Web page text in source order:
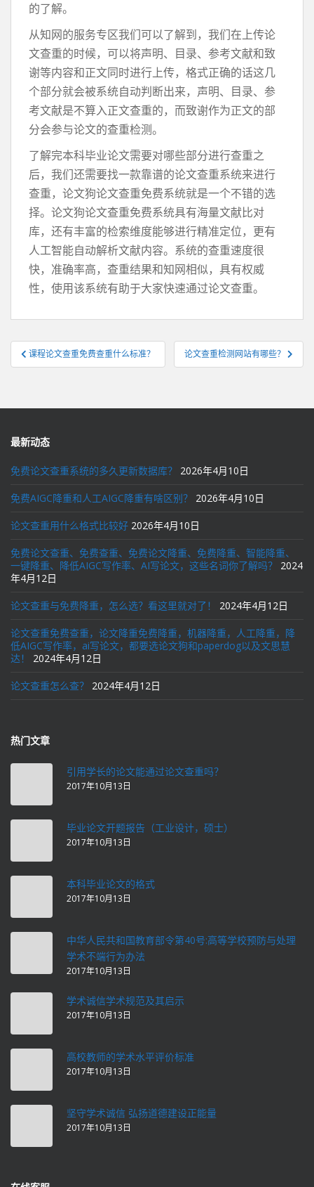
的了解。
从知网的服务专区我们可以了解到，我们在上传论
文查重的时候，可以将声明、目录、参考文献和致
谢等内容和正文同时进行上传，格式正确的话这几
个部分就会被系统自动判断出来，声明、目录、参
考文献是不算入正文查重的，而致谢作为正文的部
分会参与论文的查重检测。
了解完本科毕业论文需要对哪些部分进行查重之
后，我们还需要找一款靠谱的论文查重系统来进行
查重，论文狗论文查重免费系统就是一个不错的选
择。论文狗论文查重免费系统具有海量文献比对
库，还有丰富的检索维度能够进行精准定位，更有
人工智能自动解析文献内容。系统的查重速度很
快，准确率高，查重结果和知网相似，具有权威
性，使用该系统有助于大家快速通过论文查重。
文
章
航
课程论文查重免费查重什么标准？ 论文查重检测网站有哪些？
最新动态
免费论文查重系统的多久更新数据库？ 2026年4月10日
免费AIGC降重和人工AIGC降重有啥区别？ 2026年4月10日
论文查重用什么格式比较好 2026年4月10日
免费论文查重、免费查重、免费论文降重、免费降重、智能降重、
一键降重、降低AIGC写作率、AI写论文，这些名词你了解吗？
2024
年4月12日
论文查重与免费降重，怎么选？看这里就对了！ 2024年4月12日
论文查重免费查重，论文降重免费降重，机器降重，人工降重，降
低AIGC写作率，ai写论文，都要选论文狗和paperdog以及文思慧
达！
2024年4月12日
论文查重怎么查？ 2024年4月12日
热门文章
引用学长的论文能通过论文查重吗？
2017年10月13日
毕业论文开题报告（工业设计，硕士）
2017年10月13日
本科毕业论文的格式
2017年10月13日
中华人民共和国教育部令第40号:高等学校预防与处理
学术不端行为办法
2017年10月13日
学术诚信学术规范及其启示
2017年10月13日
高校教师的学术水平评价标准
2017年10月13日
坚守学术诚信 弘扬道德建设正能量
2017年10月13日